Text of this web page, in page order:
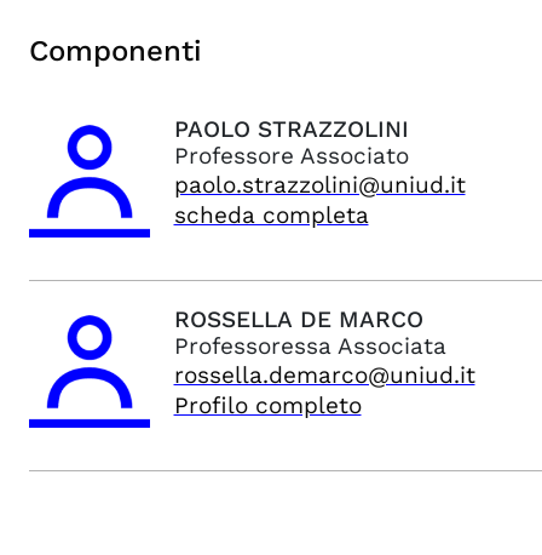
Componenti
PAOLO STRAZZOLINI
Professore Associato
paolo.strazzolini@uniud.it
scheda completa
ROSSELLA DE MARCO
Professoressa Associata
rossella.demarco@uniud.it
Profilo completo